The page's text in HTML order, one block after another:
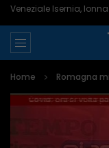
Home Romagna